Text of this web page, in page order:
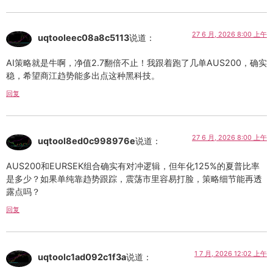
uqtooleec08a8c5113说道： 27 6 月, 2026 8:00 上午
AI策略就是牛啊，净值2.7翻倍不止！我跟着跑了几单AUS200，确实
稳，希望商江趋势能多出点这种黑科技。
回复
uqtool8ed0c998976e说道： 27 6 月, 2026 8:00 上午
AUS200和EURSEK组合确实有对冲逻辑，但年化125%的夏普比率
是多少？如果单纯靠趋势跟踪，震荡市里容易打脸，策略细节能再透
露点吗？
回复
uqtoolc1ad092c1f3a说道： 1 7 月, 2026 12:02 上午